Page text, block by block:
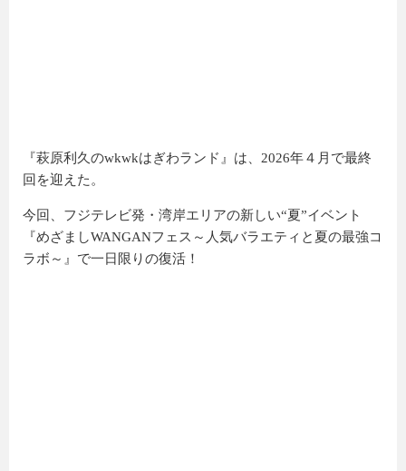
『萩原利久のwkwkはぎわランド』は、2026年４月で最終
回を迎えた。
今回、フジテレビ発・湾岸エリアの新しい“夏”イベント
『めざましWANGANフェス～人気バラエティと夏の最強コ
ラボ～』で一日限りの復活！